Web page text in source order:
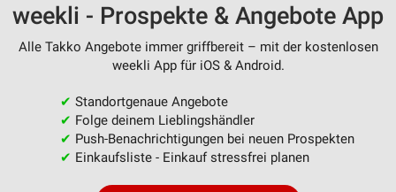
weekli - Prospekte & Angebote App
Alle Takko Angebote immer griffbereit – mit der kostenlosen
weekli App für iOS & Android.
✔ Standortgenaue Angebote
✔ Folge deinem Lieblingshändler
✔ Push-Benachrichtigungen bei neuen Prospekten
✔ Einkaufsliste - Einkauf stressfrei planen